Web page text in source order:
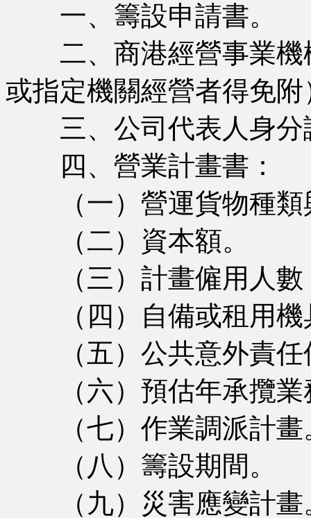
一、籌設申請書。
二、商港經營事業機
或指定機關經營者得免附
三、公司代表人身分
四、營業計畫書：
（一）營運貨物種類
（二）資本額。
（三）計畫僱用人數
（四）自備或租用機
（五）公共意外責任
（六）預估年承攬業
（七）作業調派計畫
（八）籌設期間。
（九）災害應變計畫